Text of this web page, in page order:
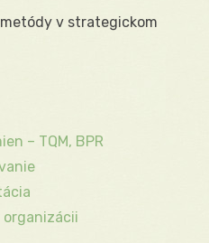
v strategickom
– TQM, BPR